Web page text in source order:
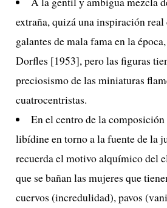
extraña, quizá una inspiración real
galantes de mala fama en la
Dorfles [1953], pero las figuras
preciosismo de las miniaturas
cuatrocentristas.
En el centro de la composición
libídine en torno a la fuente de la
recuerda el motivo alquímico del
que se bañan las mujeres que
cuervos (incredulidad), pavos